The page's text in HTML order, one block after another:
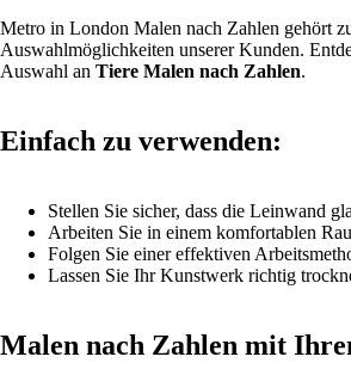
Metro in London Malen nach Zahlen gehört
Auswahlmöglichkeiten unserer Kunden.
Auswahl an Tiere Malen nach Zahlen.
Einfach zu verwenden:
Stellen Sie sicher, dass die Leinwand
Arbeiten Sie in einem komfortablen
Folgen Sie einer effektiven
Lassen Sie Ihr Kunstwerk richtig
Malen nach Zahlen mit